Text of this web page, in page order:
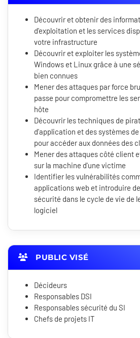
Découvrir et obtenir des
d'exploitation et les services
votre infrastructure
Découvrir et exploiter les
Windows et Linux grâce à une
bien connues
Mener des attaques par force
passe pour compromettre les
hôte
Découvrir les techniques de
d'application et des systèmes
pour accéder aux données des
Mener des attaques côté client
sur la machine d'une victime
Identifier les vulnérabilités
applications web et introduire
sécurité dans le cycle de vie de
logiciel
PUBLIC VISÉ
Décideurs
Responsables DSI
Responsables sécurité du SI
Chefs de projets IT